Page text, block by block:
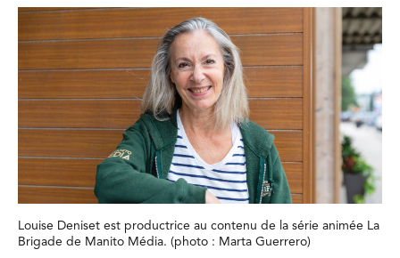
Louise Deniset est productrice au contenu de la série animée La
Brigade de Manito Média. (photo : Marta Guerrero)